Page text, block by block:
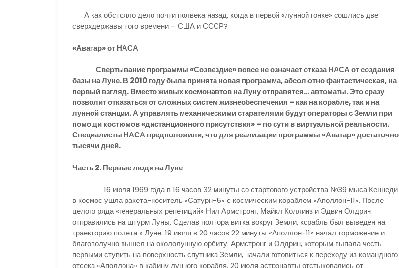
А как обстояло дело почти полвека назад, когда в первой «лунной гонке» сошлись две
сверхдержавы того времени – США и СССР?
«Аватар» от НАСА
Свертывание программы «Созвездие» вовсе не означает отказа НАСА от создания
базы на Луне. В 2010 году была принята новая программа, абсолютно фантастическая, на
первый взгляд. Вместо живых космонавтов на Луну отправятся… автоматы. Это сразу
позволит отказаться от сложных систем жизнеобеспечения – как на корабле, так и на
лунной станции. А управлять механическими старателями будут операторы с Земли при
помощи костюмов «дистанционного присутствия» – по сути в виртуальной реальности.
Специалисты НАСА предположили, что для реализации программы «Аватар» достаточно
тысячи дней.
Часть 2. Первые люди на Луне
16 июля 1969 года в 16 часов 32 минуты со стартового устройства №39 мыса Кеннеди
в космос ушла ракета-носитель «Сатурн-5» с космическим кораблем «Аполлон-11». После
целого ряда «генеральных репетиций» Нил Армстронг, Майкл Коллинз и Эдвин Олдрин
отправились на штурм Луны. Сделав полтора витка вокруг Земли, корабль был выведен на
траекторию полета к Луне. 19 июля в 20 часов 22 минуты «Аполлон-11» начал торможение и
благополучно вышел на окололунную орбиту. Армстронг и Олдрин, которым выпала честь
первыми ступить на поверхность спутника Земли, начали готовиться к переходу из командного
отсека «Аполлона» в кабину лунного корабля. 20 июля астронавты отстыковались от